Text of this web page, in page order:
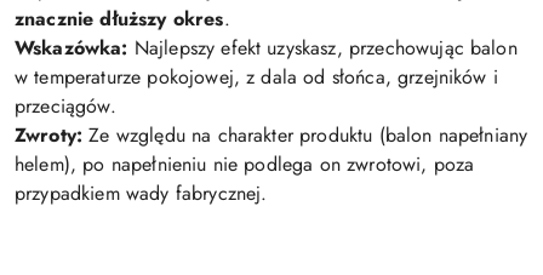
znacznie dłuższy okres.
Wskazówka: Najlepszy efekt uzyskasz, przechowując balon
w temperaturze pokojowej, z dala od słońca, grzejników i
przeciągów.
Zwroty: Ze względu na charakter produktu (balon napełniany
helem), po napełnieniu nie podlega on zwrotowi, poza
przypadkiem wady fabrycznej.